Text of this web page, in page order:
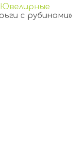
Ювелирные
с рубинами»